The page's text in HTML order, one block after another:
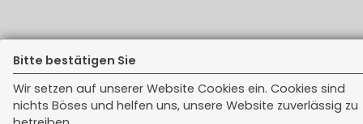
Bitte bestätigen Sie
Wir setzen auf unserer Website Cookies ein. Cookies sind
nichts Böses und helfen uns, unsere Website zuverlässig zu
Rechtliches
Impressum
Erstinformation